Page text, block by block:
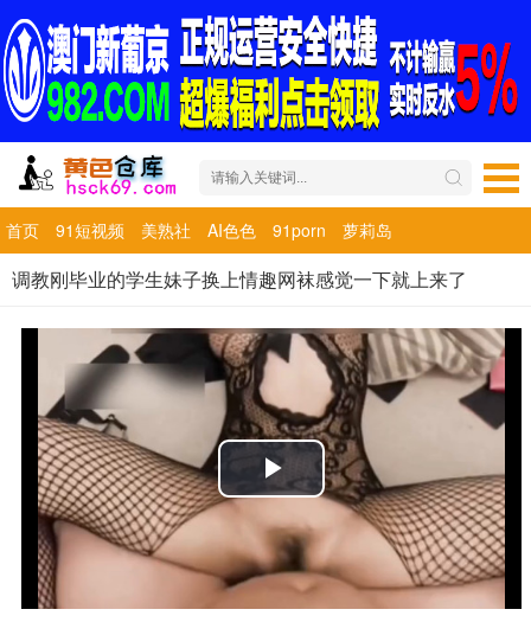
首页 91短视频 美熟社 AI色色 91porn 萝莉岛
调教刚毕业的学生妹子换上情趣网袜感觉一下就上来了